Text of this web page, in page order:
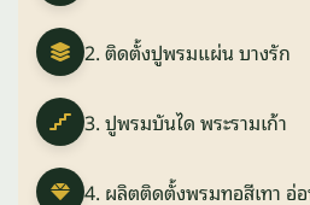
2. ติดตั้งปูพรมแผ่น บางรัก
3. ปูพรมบันได พระรามเก้า
4. ผลิตติดตั้งพรมทอสีเทา อ่